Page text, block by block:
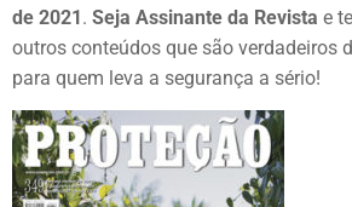
de 2021. Seja Assinante da Revista e
outros conteúdos que são verdadeiros
para quem leva a segurança a sério!